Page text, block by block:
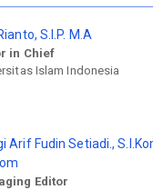
S.I.P. M.A
in Chief
Islam Indonesia
Arif Fudin Setiadi.,
Editor